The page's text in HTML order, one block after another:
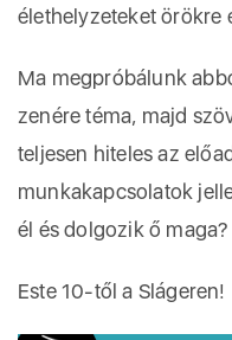
élethelyzeteket örökre
Ma megpróbálunk
zenére téma, majd
teljesen hiteles az
munkakapcsolatok
él és dolgozik ő maga?
Este 10-től a Slágeren!